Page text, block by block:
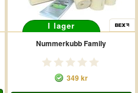
I lager
Nummerkubb Family
349 kr